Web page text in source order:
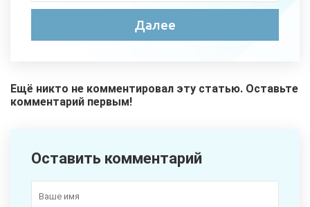
Ещё никто не комментировал эту статью. Оставьте
комментарий первым!
Оставить комментарий